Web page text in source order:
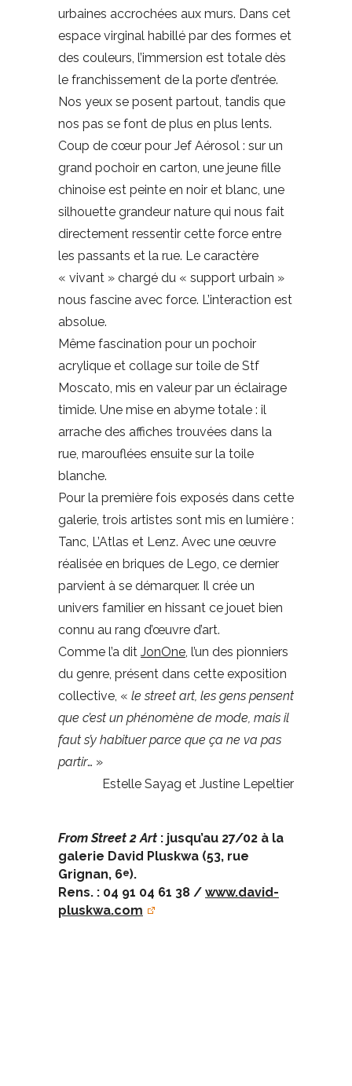
urbaines accrochées aux murs. Dans cet
espace virginal habillé par des formes et
des couleurs, l’immersion est totale dès
le franchissement de la porte d’entrée.
Nos yeux se posent partout, tandis que
nos pas se font de plus en plus lents.
Coup de cœur pour Jef Aérosol : sur un
grand pochoir en carton, une jeune fille
chinoise est peinte en noir et blanc, une
silhouette grandeur nature qui nous fait
directement ressentir cette force entre
les passants et la rue. Le caractère
« vivant » chargé du « support urbain »
nous fascine avec force. L’interaction est
absolue.
Même fascination pour un pochoir
acrylique et collage sur toile de Stf
Moscato, mis en valeur par un éclairage
timide. Une mise en abyme totale : il
arrache des affiches trouvées dans la
rue, marouflées ensuite sur la toile
blanche.
Pour la première fois exposés dans cette
galerie, trois artistes sont mis en lumière :
Tanc, L’Atlas et Lenz. Avec une œuvre
réalisée en briques de Lego, ce dernier
parvient à se démarquer. Il crée un
univers familier en hissant ce jouet bien
connu au rang d’œuvre d’art.
Comme l’a dit JonOne, l’un des pionniers
du genre, présent dans cette exposition
collective, « le street art, les gens pensent
que c’est un phénomène de mode, mais il
faut s’y habituer parce que ça ne va pas
partir… »
Estelle Sayag et Justine Lepeltier
From Street 2 Art : jusqu’au 27/02 à la
galerie David Pluskwa (53, rue
Grignan, 6e).
Rens. : 04 91 04 61 38 / www.david-
pluskwa.com